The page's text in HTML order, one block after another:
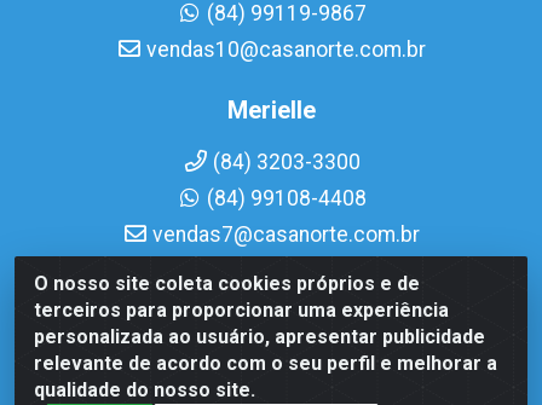
O nosso site coleta cookies próprios e de
terceiros para proporcionar uma experiência
personalizada ao usuário, apresentar publicidade
relevante de acordo com o seu perfil e melhorar a
qualidade do nosso site.
(84) 99119-9867
vendas10@casanorte.com.br
Merielle
(84) 3203-3300
(84) 99108-4408
vendas7@casanorte.com.br
Casa Norte LTDA - Av. Interventor Mário Câmara, 1815 -
Dix-Sept Rosado, Natal/RN - CEP 59054-600 - CNPJ
08.713.513/0001-51